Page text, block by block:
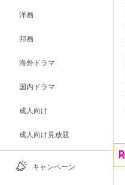
洋画
邦画
海外ドラマ
国内ドラマ
成人向け
成人向け見放題
キャンペーン